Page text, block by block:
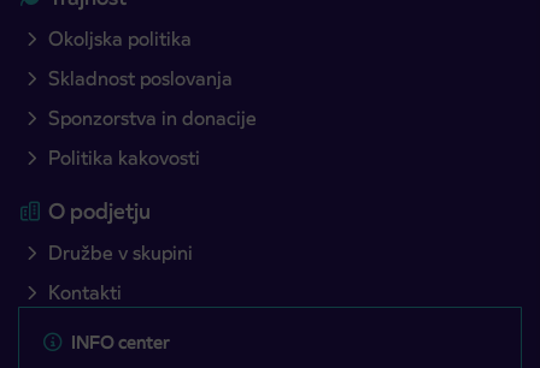
Okoljska politika
Skladnost poslovanja
Sponzorstva in donacije
Politika kakovosti
O podjetju
Družbe v skupini
Kontakti
INFO center